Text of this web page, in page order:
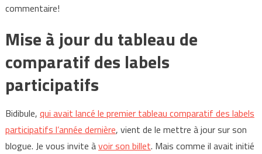
commentaire!
Mise à jour du tableau de
comparatif des labels
participatifs
Bidibule, qui avait lancé le premier tableau comparatif des labels
participatifs l’année dernière, vient de le mettre à jour sur son
blogue. Je vous invite àvoir son billet. Mais comme il avait initié